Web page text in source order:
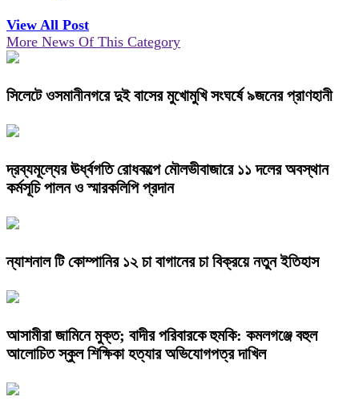
View All Post
More News Of This Category
সিলেটে ওসমানীনগরে দুই বাসের মুখোমুখি সংঘর্ষে ৯জনের প্রাণহানী
দ্রব্যমূল্যের ঊর্ধ্বগতি রোধকল্পে মৌলভীবাজারে ১১ দলের অবস্থান
কর্মসূচি পালন ও স্মারকলিপি প্রদান
ন্যাশনাল টি কোম্পানির ১২ চা বাগানের চা বিক্রয়ে নতুন ইতিহাস
আসামীরা জামিনে মুক্ত; বাদীর পরিবারকে হুমকি: কমলগঞ্জে বহুল
আলোচিত স্কুল শিক্ষিকা হত্যার অভিযোগপত্র দাখিল